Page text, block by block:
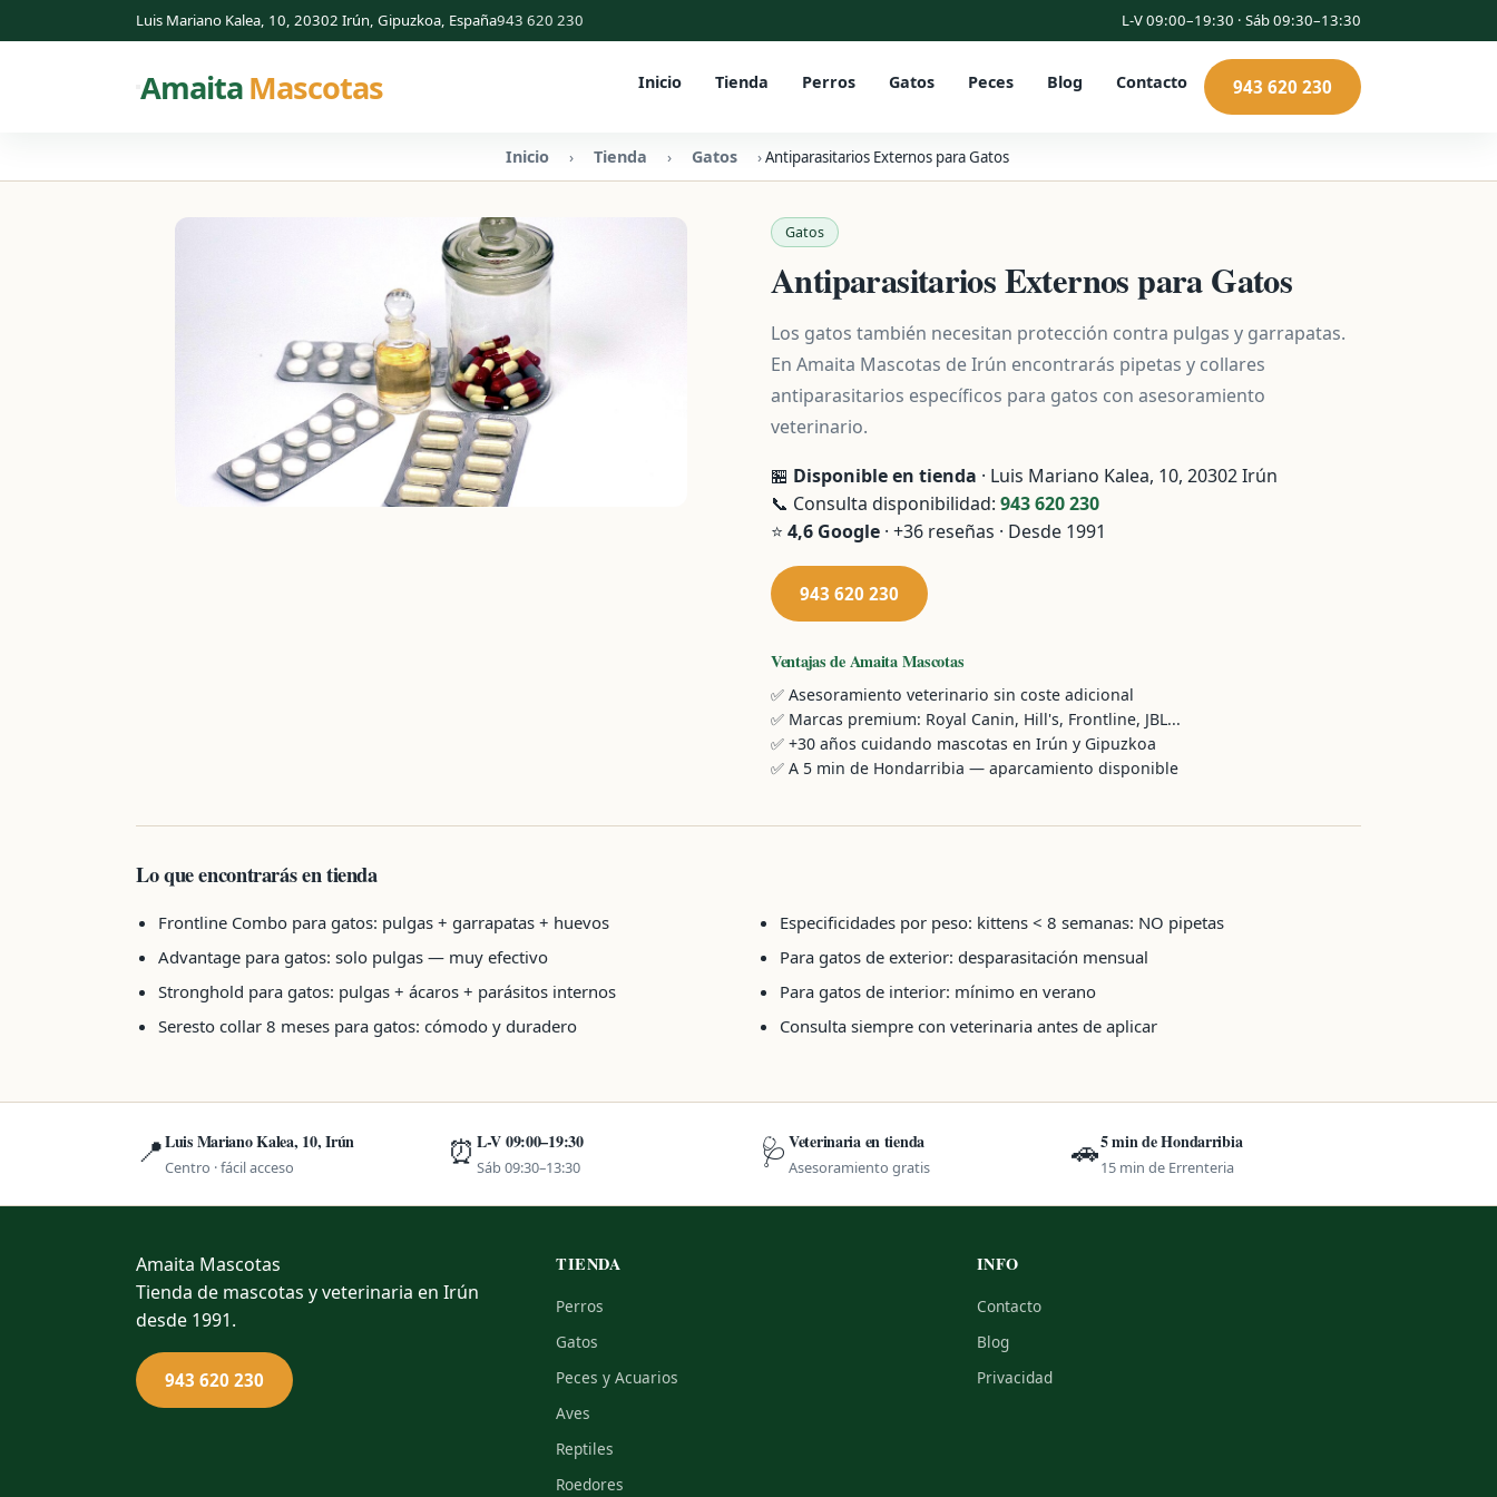
Luis Mariano Kalea, 10, 20302 Irún, Gipuzkoa, España943 620 230 L-V 09:00–19:30 · Sáb 09:30–13:30
AmaitaMascotas Inicio Tienda Perros Gatos Peces Blog Contacto 943 620 230
Inicio › Tienda › Gatos ›Antiparasitarios Externos para Gatos
Gatos
Antiparasitarios Externos para Gatos
Los gatos también necesitan protección contra pulgas y garrapatas.
En Amaita Mascotas de Irún encontrarás pipetas y collares
antiparasitarios específicos para gatos con asesoramiento
veterinario.
🏪 Disponible en tienda · Luis Mariano Kalea, 10, 20302 Irún
📞 Consulta disponibilidad: 943 620 230
⭐ 4,6 Google · +36 reseñas · Desde 1991
943 620 230
Ventajas de Amaita Mascotas
✅ Asesoramiento veterinario sin coste adicional
✅ Marcas premium: Royal Canin, Hill's, Frontline, JBL...
✅ +30 años cuidando mascotas en Irún y Gipuzkoa
✅ A 5 min de Hondarribia — aparcamiento disponible
Lo que encontrarás en tienda
Frontline Combo para gatos: pulgas + garrapatas + huevos
Advantage para gatos: solo pulgas — muy efectivo
Stronghold para gatos: pulgas + ácaros + parásitos internos
Seresto collar 8 meses para gatos: cómodo y duradero
Especificidades por peso: kittens < 8 semanas: NO pipetas
Para gatos de exterior: desparasitación mensual
Para gatos de interior: mínimo en verano
Consulta siempre con veterinaria antes de aplicar
📍Luis Mariano Kalea, 10, Irún
Centro · fácil acceso ⏰ L-V 09:00–19:30
Sáb 09:30–13:30 🩺Veterinaria en tienda
Asesoramiento gratis 🚗5 min de Hondarribia
15 min de Errenteria
Amaita Mascotas
Tienda de mascotas y veterinaria en Irún
desde 1991.
943 620 230
TIENDA
Perros
Gatos
Peces y Acuarios
Aves
Reptiles
Roedores
INFO
Contacto
Blog
Privacidad